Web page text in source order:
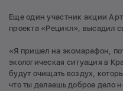
Еще один участник акции
проекта «Рецикл», высадил
«Я пришел на экомарафон,
экологическая ситуация в
будут очищать воздух,
что ты делаешь доброе дело